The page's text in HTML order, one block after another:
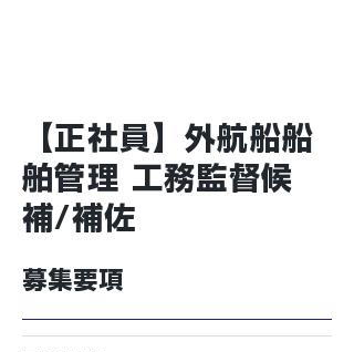
【正社員】外航船船
舶管理 工務監督候
補/補佐
募集要項